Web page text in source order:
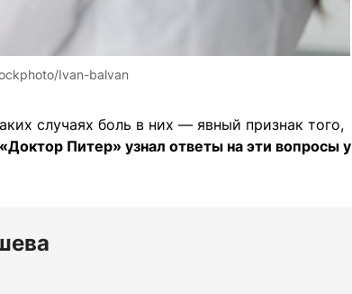
Ivan-balvan
случаях боль в них — явный признак того,
«Доктор Питер» узнал ответы на эти вопросы у